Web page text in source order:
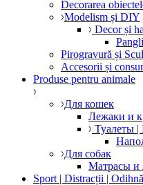
Decorarea
Modelism și DIY
Decor și
Pirogravură și
Accesorii și
Produse pentru animale
Для кошек
Лежаки и
Туалеты |
Для собак
Матрасы и
Sport | Distracții | Odihnă